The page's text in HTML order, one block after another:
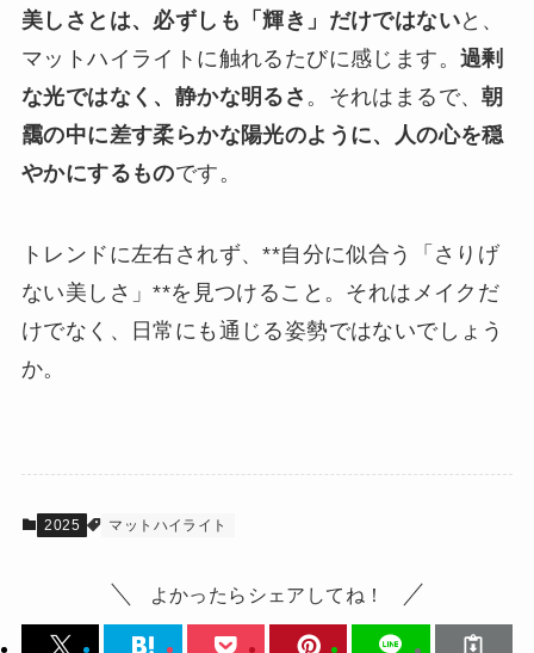
美しさとは、必ずしも「輝き」だけではないと、
マットハイライトに触れるたびに感じます。 過剰
な光ではなく、静かな明るさ 。それはまるで、朝
靄の中に差す柔らかな陽光のように、人の心を穏
やかにするものです。
トレンドに左右されず、**自分に似合う「さりげ
ない美しさ」**を見つけること。それはメイクだ
けでなく、日常にも通じる姿勢ではないでしょう
か。
2025 マットハイライト
よかったらシェアしてね！